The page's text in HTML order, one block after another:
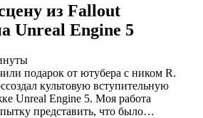
из Fallout
Unreal Engine 5
подарок от ютубера с ником R.
культовую вступительную
Unreal Engine 5. Моя работа
представить, что было…